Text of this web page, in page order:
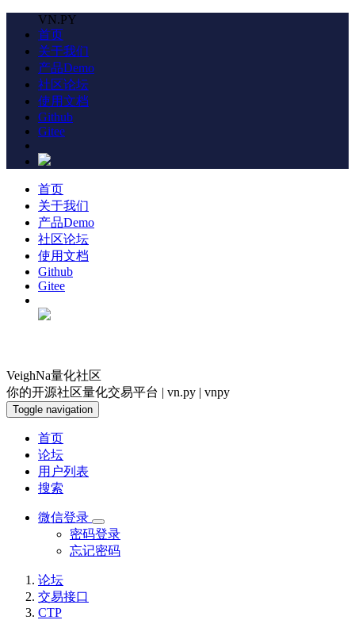
VN.PY
首页
关于我们
产品Demo
社区论坛
使用文档
Github
Gitee
首页
关于我们
产品Demo
社区论坛
使用文档
Github
Gitee
VeighNa量化社区
你的开源社区量化交易平台 | vn.py | vnpy
Toggle navigation
首页
论坛
用户列表
搜索
微信登录
密码登录
忘记密码
论坛
交易接口
CTP